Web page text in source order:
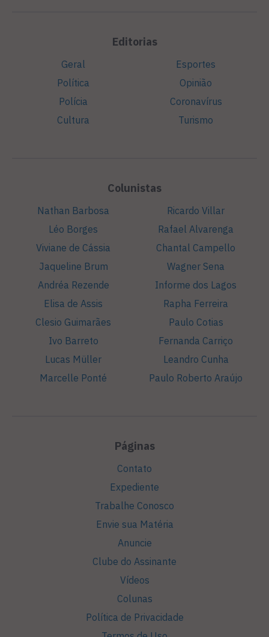
Editorias
Geral
Política
Polícia
Cultura
Esportes
Opinião
Coronavírus
Turismo
Colunistas
Nathan Barbosa
Léo Borges
Viviane de Cássia
Jaqueline Brum
Andréa Rezende
Elisa de Assis
Clesio Guimarães
Ivo Barreto
Lucas Müller
Marcelle Ponté
Ricardo Villar
Rafael Alvarenga
Chantal Campello
Wagner Sena
Informe dos Lagos
Rapha Ferreira
Paulo Cotias
Fernanda Carriço
Leandro Cunha
Paulo Roberto Araújo
Páginas
Contato
Expediente
Trabalhe Conosco
Envie sua Matéria
Anuncie
Clube do Assinante
Vídeos
Colunas
Política de Privacidade